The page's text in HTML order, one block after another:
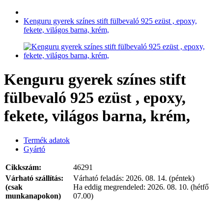
Kenguru gyerek színes stift fülbevaló 925 ezüst , epoxy,
fekete, világos barna, krém,
Kenguru gyerek színes stift
fülbevaló 925 ezüst , epoxy,
fekete, világos barna, krém,
Termék adatok
Gyártó
Cikkszám:
46291
Várható szállítás:
(csak
munkanapokon)
Várható feladás: 2026. 08. 14. (péntek)
Ha eddig megrendeled: 2026. 08. 10. (hétfő
07.00)